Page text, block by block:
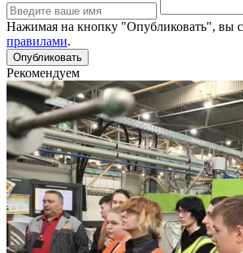
Нажимая на кнопку "Опубликовать", вы
правилами.
Рекомендуем